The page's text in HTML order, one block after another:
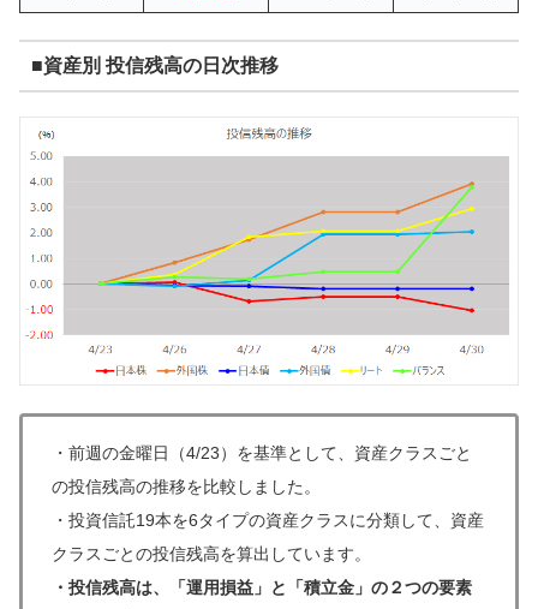
■資産別 投信残高の日次推移
・ 前週の金曜日（4/23）を基準として、資産クラスごと
の投信残高の推移を比較しました。
・ 投資信託19本を6タイプの資産クラスに分類して、資産
クラスごとの投信残高を算出しています。
・投信残高は、「運用損益」と「積立金」の２つの要素